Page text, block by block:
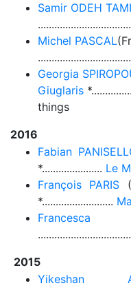
Samir ODEH
Michel PASCAL
Georgia
Giuglaris
things
2016
Fabian
*...................... Le
François PARIS
*..........................
Francesca
2015
Yikeshan